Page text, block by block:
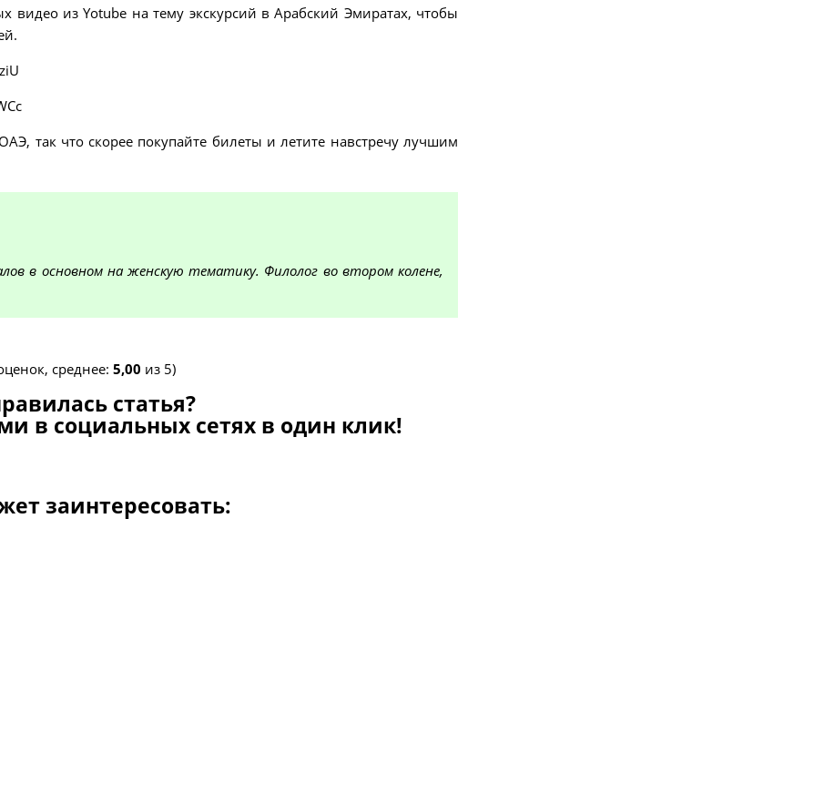
из Yotube на тему экскурсий в Арабский Эмиратах, чтобы
так что скорее покупайте билеты и летите навстречу лучшим
в основном на женскую тематику. Филолог во втором колене,
среднее: 5,00 из 5)
статья?
в социальных сетях в один клик!
заинтересовать: